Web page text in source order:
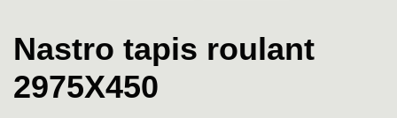
Nastro tapis roulant
2975X450